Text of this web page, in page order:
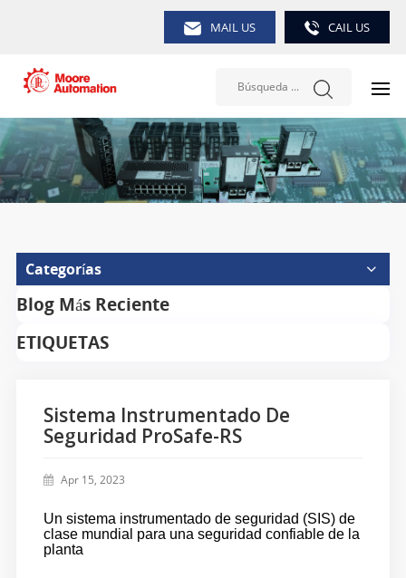
MAIL US CAIL US
Categorías
Blog Más Reciente
ETIQUETAS
Sistema Instrumentado De
Seguridad ProSafe-RS
Apr 15, 2023
Un sistema instrumentado de seguridad (SIS) de
clase mundial para una seguridad confiable de la
planta